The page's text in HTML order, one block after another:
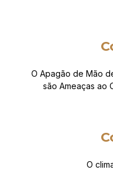
O Apagão de Mão
são Ameaças ao
O